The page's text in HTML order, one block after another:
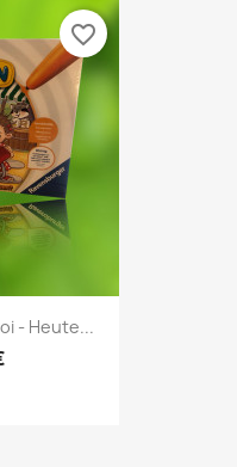
- Heute...
favorite_border